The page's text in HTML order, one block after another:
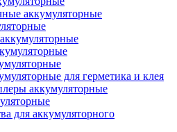
аккумуляторные
для герметика и клея
аккумуляторные